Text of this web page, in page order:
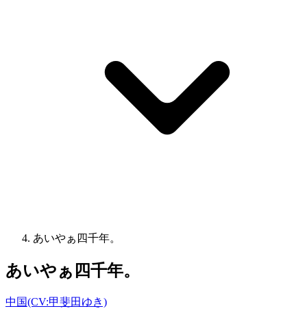
あいやぁ四千年。
あいやぁ四千年。
中国(CV:甲斐田ゆき)